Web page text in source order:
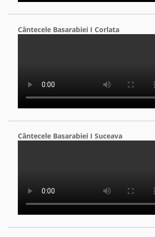
Cântecele Basarabiei I Corlata
Cântecele Basarabiei I Suceava